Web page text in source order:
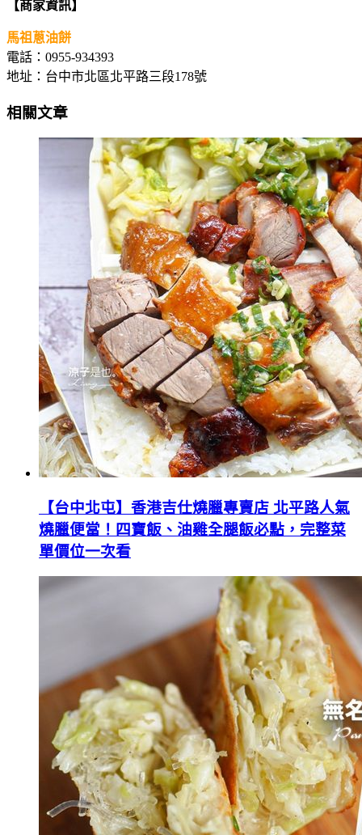
【商家資訊】
馬祖蔥油餅
電話：0955-934393
地址：台中市北區北平路三段178號
相關文章
【台中北屯】香港吉仕燒臘專賣店 北平路人氣
燒臘便當！四寶飯、油雞全腿飯必點，完整菜
單價位一次看